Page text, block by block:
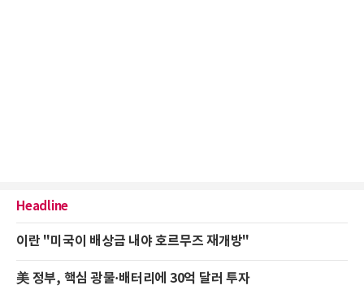
Headline
이란 "미국이 배상금 내야 호르무즈 재개방"
美 정부, 핵심 광물·배터리에 30억 달러 투자